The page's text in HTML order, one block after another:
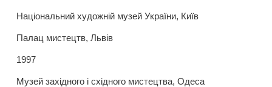
Національний художній музей України, Київ
Палац мистецтв, Львів
1997
Музей західного і східного мистецтва, Одеса